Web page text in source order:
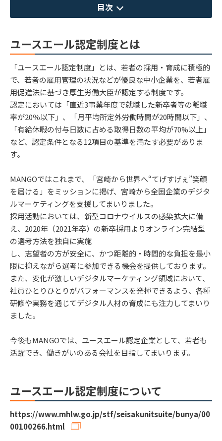
目次
ユースエール認定制度とは
「ユースエール認定制度」とは、若者の採用・育成に積極的
で、若者の雇用管理の状況などが優良な中小企業を、若者雇
用促進法に基づき厚生労働大臣が認定する制度です。
認定においては「直近3事業年度で就職した新卒者等の離職
率が20％以下」、「月平均所定外労働時間が20時間以下」、
「有給休暇の付与日数に占める取得日数の平均が70%以上」
など、認定条件となる12項目の基準を満たす必要がありま
す。
MANGOではこれまで、「宮崎から世界へ“てげすげぇ”笑顔
を届ける」をミッションに掲げ、宮崎から全国企業のデジタ
ルマーケティングを支援してまいりました。
採用活動においては、新型コロナウイルスの感染拡大に備
え、2020年（2021年卒）の新卒採用よりオンライン完結型
の選考方法を独自に実施
し、志望者の方が安全に、かつ距離的・時間的な負担を最小
限に抑えながら選考に参加できる機会を提供しております。
また、変化が激しいデジタルマーケティング領域において、
社員ひとりひとりがパフォーマンスを発揮できるよう、各種
研修や実務を通じてデジタル人材の育成にも注力してまいり
ました。
今後もMANGOでは、ユースエール認定企業として、若者も
活躍でき、働きがいのある会社を目指してまいります。
ユースエール認定制度について
https://www.mhlw.go.jp/stf/seisakunitsuite/bunya/00
00100266.html